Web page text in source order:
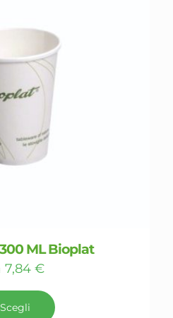
ML Bioplat
7,84 €
Scegli